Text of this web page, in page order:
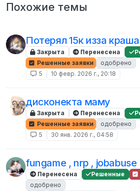
Похожие темы
Потерял 15к изза
Закрыта Перенесена
Решенные заявки
одобрено
5
10 февр. 2026 г., 20:18
дисконекта маму
Закрыта Перенесена
Решенные заявки
одобрено
5
30 янв. 2026 г., 04:58
fungame , nrp , jobabuse
Перенесена Решенные
одобрено